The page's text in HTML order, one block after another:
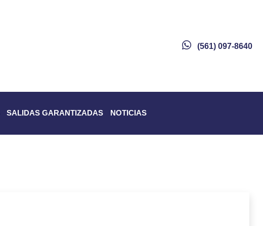
(561) 097-8640
SALIDAS GARANTIZADAS NOTICIAS